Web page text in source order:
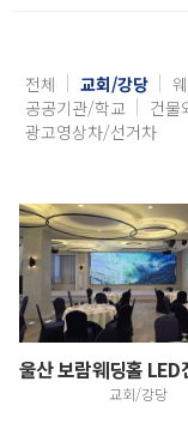
전체 교회/강당
공공기관/학교
건물
광고영상차/선거차
교회/강당